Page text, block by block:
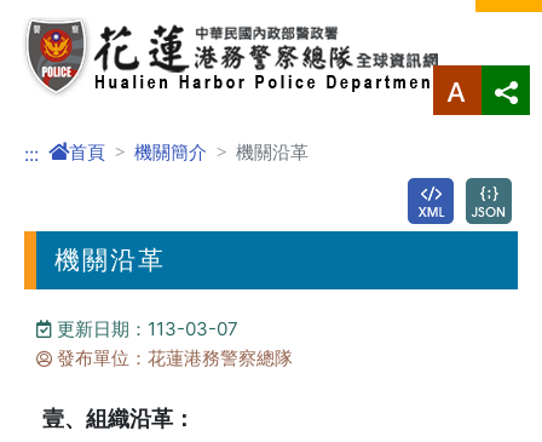
進入內容區塊
::: 首頁 機關簡介 機關沿革
機關沿革
更新日期：113-03-07
發布單位：花蓮港務警察總隊
壹、組織沿革：